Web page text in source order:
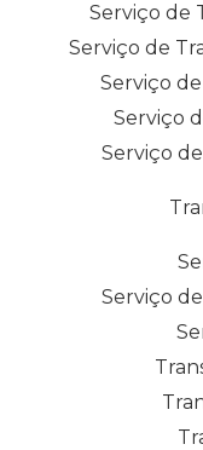
Serviço de
Serviço de
Serviço
Serviço
Serviço
Serviço